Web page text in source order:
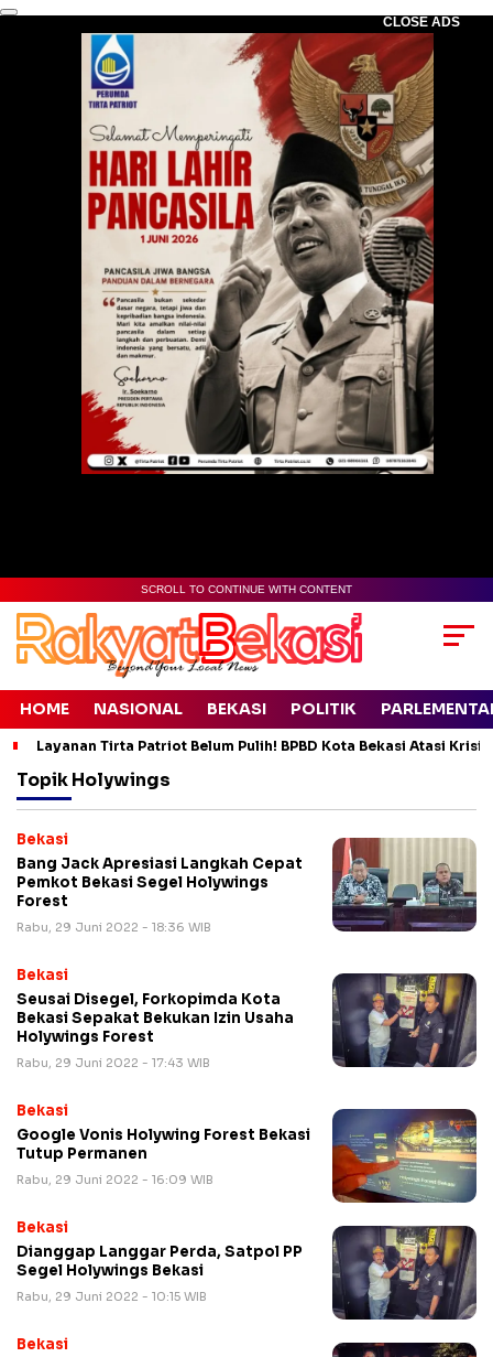
CLOSE ADS
SCROLL TO CONTINUE WITH CONTENT
HOME NASIONAL BEKASI POLITIK
Layanan Tirta Patriot Belum Pulih! BPBD Kota Bekasi Atasi
Topik Holywings
Bekasi
Bang Jack Apresiasi Langkah Cepat
Pemkot Bekasi Segel Holywings
Forest
Rabu, 29 Juni 2022 - 18:36 WIB
Bekasi
Seusai Disegel, Forkopimda Kota
Bekasi Sepakat Bekukan Izin Usaha
Holywings Forest
Rabu, 29 Juni 2022 - 17:43 WIB
Bekasi
Google Vonis Holywing Forest Bekasi
Tutup Permanen
Rabu, 29 Juni 2022 - 16:09 WIB
Bekasi
Dianggap Langgar Perda, Satpol PP
Segel Holywings Bekasi
Rabu, 29 Juni 2022 - 10:15 WIB
Bekasi